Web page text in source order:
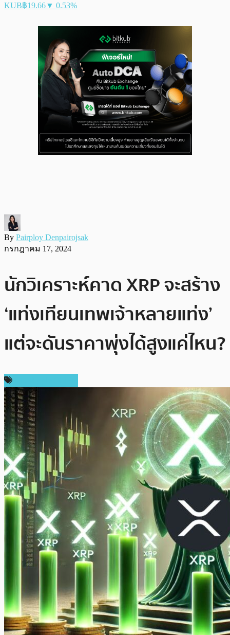
KUB฿19.66▼ 0.53%
By Pairploy Denpairojsak
กรกฎาคม 17, 2024
นักวิเคราะห์คาด XRP จะสร้าง
‘แท่งเทียนเทพเจ้าหลายแท่ง’
แต่จะดันราคาพุ่งได้สูงแค่ไหน?